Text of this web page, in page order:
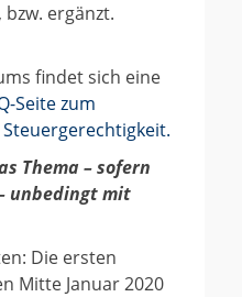
ergänzt.
findet sich eine
Seite zum
Thema – sofern
unbedingt mit
Die ersten
Mitte Januar 2020